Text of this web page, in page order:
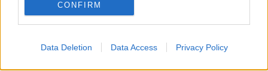
CONFIRM
Data Deletion Data Access Privacy Policy
Nyugati GSM